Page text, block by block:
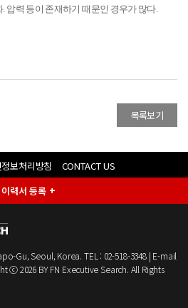
. 압력 등이 존재하기 때문인 경우가 많다.
목록보기
보처리방침
CONTACT US
이력서 등록 +
Gu, Seoul, Korea. TEL : 02-518-3348 | E-mail
ⓒ 2026 BYFN Executive Search. All Rights